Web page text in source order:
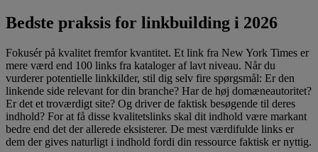
Bedste praksis for linkbuilding i 2026
Fokusér på kvalitet fremfor kvantitet. Et link fra New York Times er
mere værd end 100 links fra kataloger af lavt niveau. Når du
vurderer potentielle linkkilder, stil dig selv fire spørgsmål: Er den
linkende side relevant for din branche? Har de høj domæneautoritet?
Er det et troværdigt site? Og driver de faktisk besøgende til deres
indhold? For at få disse kvalitetslinks skal dit indhold være markant
bedre end det der allerede eksisterer. De mest værdifulde links er
dem der gives naturligt i indhold fordi din ressource faktisk er nyttig.